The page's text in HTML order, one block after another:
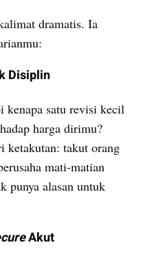
dramatis. Ia
Disiplin
kenapa satu revisi kecil
harga dirimu?
ketakutan: takut orang
mati-matian
punya alasan untuk
Akut